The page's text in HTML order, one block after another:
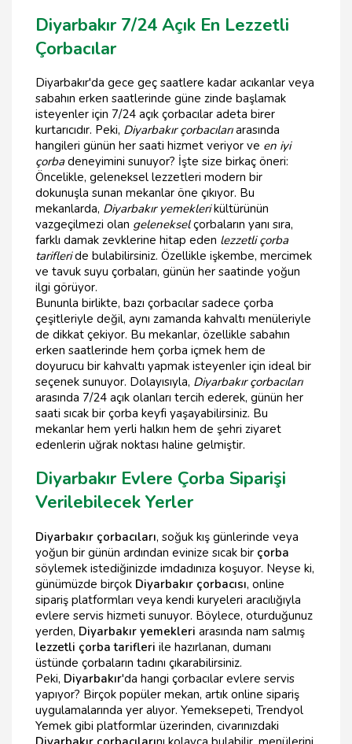
Diyarbakır 7/24 Açık En Lezzetli
Çorbacılar
Diyarbakır'da gece geç saatlere kadar acıkanlar veya
sabahın erken saatlerinde güne zinde başlamak
isteyenler için 7/24 açık çorbacılar adeta birer
kurtarıcıdır. Peki, Diyarbakır çorbacılarıarasında
hangileri günün her saati hizmet veriyor ve en iyi
çorbadeneyimini sunuyor? İşte size birkaç öneri:
Öncelikle, geleneksel lezzetleri modern bir
dokunuşla sunan mekanlar öne çıkıyor. Bu
mekanlarda, Diyarbakır yemeklerikültürünün
vazgeçilmezi olan gelenekselçorbaların yanı sıra,
farklı damak zevklerine hitap eden lezzetli çorba
tarifleride bulabilirsiniz. Özellikle işkembe, mercimek
ve tavuk suyu çorbaları, günün her saatinde yoğun
ilgi görüyor.
Bununla birlikte, bazı çorbacılar sadece çorba
çeşitleriyle değil, aynı zamanda kahvaltı menüleriyle
de dikkat çekiyor. Bu mekanlar, özellikle sabahın
erken saatlerinde hem çorba içmek hem de
doyurucu bir kahvaltı yapmak isteyenler için ideal bir
seçenek sunuyor. Dolayısıyla, Diyarbakır çorbacıları
arasında 7/24 açık olanları tercih ederek, günün her
saati sıcak bir çorba keyfi yaşayabilirsiniz. Bu
mekanlar hem yerli halkın hem de şehri ziyaret
edenlerin uğrak noktası haline gelmiştir.
Diyarbakır Evlere Çorba Siparişi
Verilebilecek Yerler
Diyarbakır çorbacıları, soğuk kış günlerinde veya
yoğun bir günün ardından evinize sıcak bir çorba
söylemek istediğinizde imdadınıza koşuyor. Neyse ki,
günümüzde birçok Diyarbakır çorbacısı, online
sipariş platformları veya kendi kuryeleri aracılığıyla
evlere servis hizmeti sunuyor. Böylece, oturduğunuz
yerden, Diyarbakır yemekleri arasında nam salmış
lezzetli çorba tarifleri ile hazırlanan, dumanı
üstünde çorbaların tadını çıkarabilirsiniz.
Peki, Diyarbakır'da hangi çorbacılar evlere servis
yapıyor? Birçok popüler mekan, artık online sipariş
uygulamalarında yer alıyor. Yemeksepeti, Trendyol
Yemek gibi platformlar üzerinden, civarınızdaki